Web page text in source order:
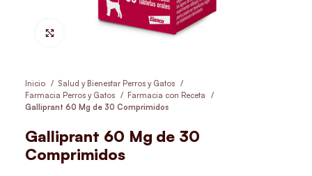
Hacer Zoom
Inicio
Salud y Bienestar Perros y Gatos
Farmacia Perros y Gatos
Farmacia con Receta
Galliprant 60 Mg de 30 Comprimidos
Galliprant 60 Mg de 30
Comprimidos